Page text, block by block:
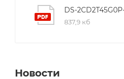
DS-
837,9 кб
Новости